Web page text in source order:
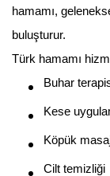
hamamı,
buluşturur.
Türk hamamı
Buhar
Kese
Köpük
Cilt temizliği